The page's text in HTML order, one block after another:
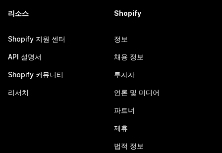
리소스
Shopify 지원 센터
API 설명서
Shopify 커뮤니티
리서치
Shopify
정보
채용 정보
투자자
언론 및 미디어
파트너
제휴
법적 정보